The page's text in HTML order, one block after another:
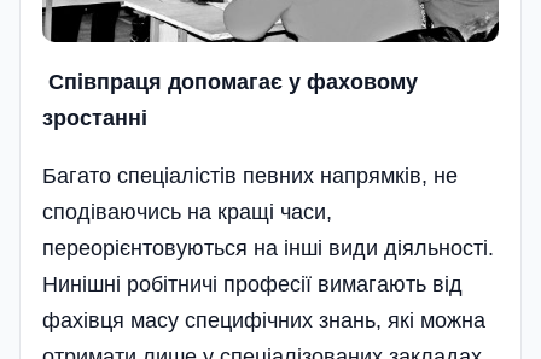
Співпраця допомагає у фаховому
зростанні
Багато спеціалістів певних напрямків, не
сподіваючись на кращі часи,
переорієнтовуються на інші види діяльності.
Нинішні робітничі професії вимагають від
фахівця масу специфічних знань, які можна